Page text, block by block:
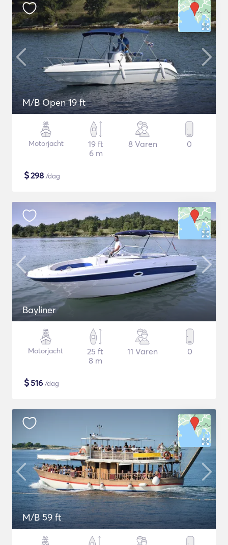
M/B Open 19 ft
Motorjacht
19 ft
6 m
8 Varen 0
$298 /dag
Bayliner
Motorjacht
25 ft
8 m
11 Varen 0
$516 /dag
M/B 59 ft